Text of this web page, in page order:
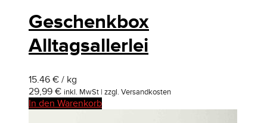
Geschenkbox
Alltagsallerlei
15.46 € / kg
29,99 € inkl. MwSt | zzgl. Versandkosten
In den Warenkorb